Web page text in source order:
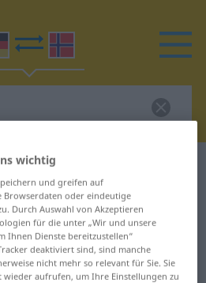
Wörterbuch
Übersetzung
wichtig
und greifen auf
Browserdaten oder eindeutige
Durch Auswahl von Akzeptieren
für die unter „Wir und unsere
Ihnen Dienste bereitzustellen“
deaktiviert sind, sind manche
nicht mehr so relevant für Sie. Sie
wieder aufrufen, um Ihre Einstellungen zu